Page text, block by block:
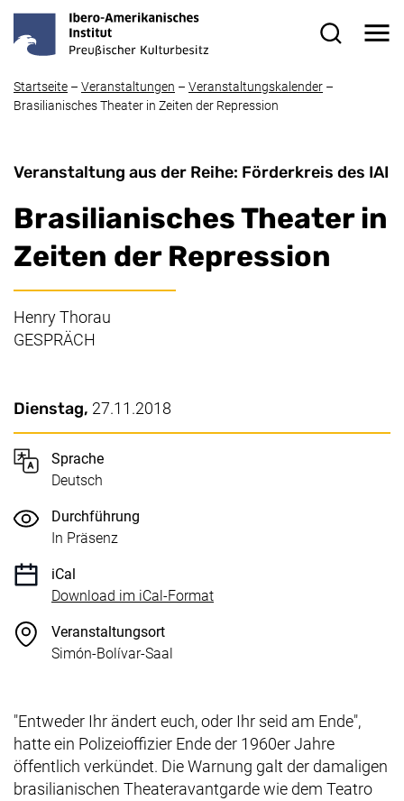
Startseite – Veranstaltungen – Veranstaltungskalender –
Brasilianisches Theater in Zeiten der Repression
Veranstaltung aus der Reihe: Förderkreis des IAI
Brasilianisches Theater in
Zeiten der Repression
Henry Thorau
GESPRÄCH
Wichtige Details
Datum / Dauer:
Dienstag, 27.11.2018
Sprache
Deutsch
Durchführung
In Präsenz
iCal
Download im iCal-Format, 1 KB (öffnet neues Fenster)
Veranstaltungsort
Simón-Bolívar-Saal
"Entweder Ihr ändert euch, oder Ihr seid am Ende",
hatte ein Polizeioffizier Ende der 1960er Jahre
öffentlich verkündet. Die Warnung galt der damaligen
brasilianischen Theateravantgarde wie dem Teatro